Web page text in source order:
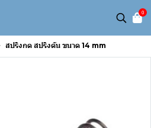
0
สปริงกด สปริงดัน ขนาด 14 mm